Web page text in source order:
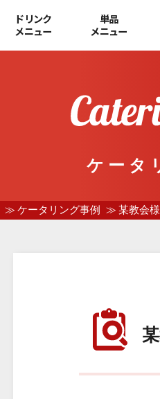
ドリンク
メニュー
単品
メニュー
ケータ
ケータリング事例 某教会様